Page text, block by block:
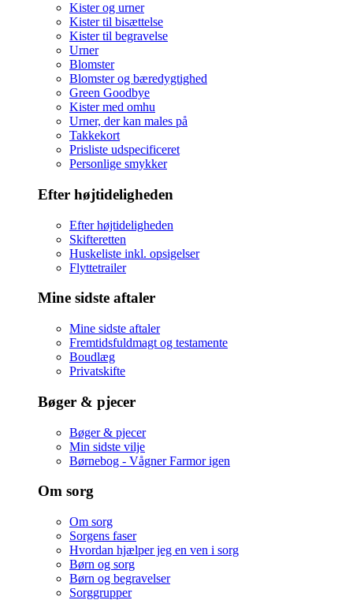
Kister og urner
Kister til bisættelse
Kister til begravelse
Urner
Blomster
Blomster og bæredygtighed
Green Goodbye
Kister med omhu
Urner, der kan males på
Takkekort
Prisliste udspecificeret
Personlige smykker
Efter højtideligheden
Efter højtideligheden
Skifteretten
Huskeliste inkl. opsigelser
Flyttetrailer
Mine sidste aftaler
Mine sidste aftaler
Fremtidsfuldmagt og testamente
Boudlæg
Privatskifte
Bøger & pjecer
Bøger & pjecer
Min sidste vilje
Børnebog - Vågner Farmor igen
Om sorg
Om sorg
Sorgens faser
Hvordan hjælper jeg en ven i sorg
Børn og sorg
Børn og begravelser
Sorggrupper